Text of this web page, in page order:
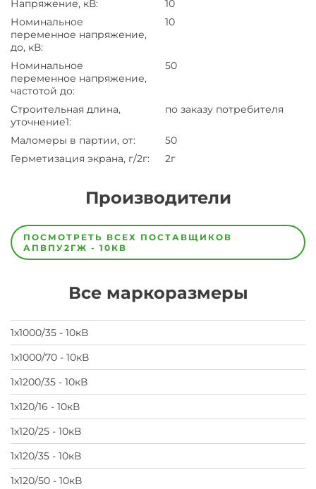
Напряжение, кВ:
10
Номинальное
переменное напряжение,
до, кВ:
10
Номинальное
переменное напряжение,
частотой до:
50
Строительная длина,
уточнение1:
по заказу потребителя
Маломеры в партии, от:
50
Герметизация экрана, г/2г: 2г
Производители
Завод Завод-
изготовитель
предпочел
на
завод
ПОСМОТРЕТЬ ВСЕХ ПОСТАВЩИКОВ
АПВПУ2ГЖ - 10КВ
Все маркоразмеры
1х1000/35 - 10кВ
1х1000/70 - 10кВ
1х1200/35 - 10кВ
1х120/16 - 10кВ
1х120/25 - 10кВ
1х120/35 - 10кВ
1х120/50 - 10кВ